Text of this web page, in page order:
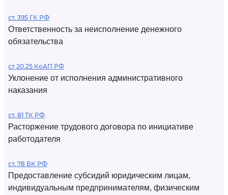
ст. 395 ГК РФ
Ответственность за неисполнение денежного
обязательства
ст 20.25 КоАП РФ
Уклонение от исполнения административного
наказания
ст. 81 ТК РФ
Расторжение трудового договора по инициативе
работодателя
ст. 78 БК РФ
Предоставление субсидий юридическим лицам,
индивидуальным предпринимателям, физическим